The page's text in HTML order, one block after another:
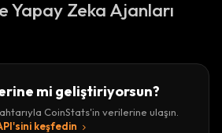
Yapay Zeka Ajanları
mi geliştiriyorsun?
CoinStats'in verilerine ulaşın.
keşfedin